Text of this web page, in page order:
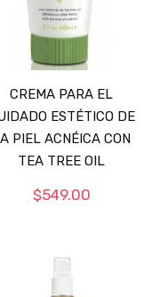
CREMA PARA EL
ESTÉTICO DE
PIEL ACNÉICA CON
TEA TREE OIL
$549.00